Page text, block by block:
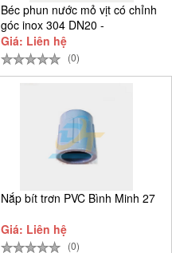
Béc phun nước mỏ vịt có chỉnh
góc inox 304 DN20 -
Giá: Liên hệ
(0)
Nắp bít trơn PVC Bình Minh 27
Giá: Liên hệ
(0)